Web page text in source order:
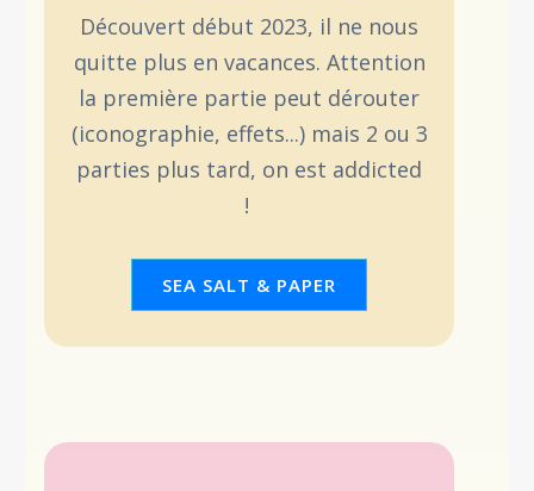
Découvert début 2023, il ne nous
quitte plus en vacances. Attention
la première partie peut dérouter
(iconographie, effets...) mais 2 ou 3
parties plus tard, on est addicted
!
SEA SALT & PAPER